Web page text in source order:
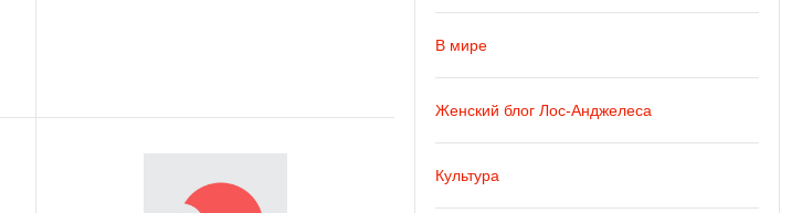
В мире
Женский блог Лос-Анджелеса
Культура